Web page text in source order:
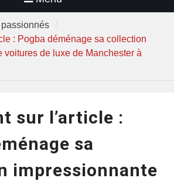
: Pogba déménage sa collection
voitures de luxe de Manchester à
sur l’article :
sa
impressionnante